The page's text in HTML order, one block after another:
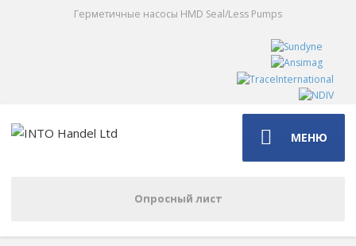
Герметичные насосы HMD Seal/Less Pumps
МЕНЮ
Опросный лист